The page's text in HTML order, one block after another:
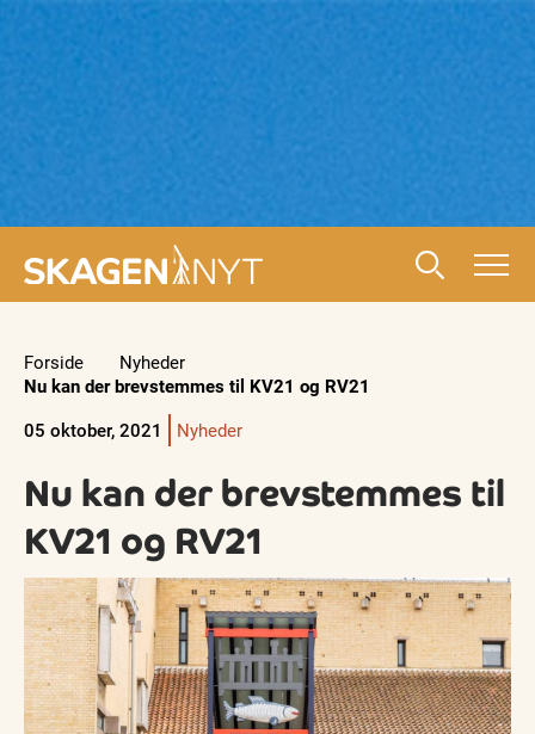
Forside
Nyheder
Nu kan der brevstemmes til KV21 og RV21
05 oktober, 2021
Nyheder
Nu kan der brevstemmes til
KV21 og RV21